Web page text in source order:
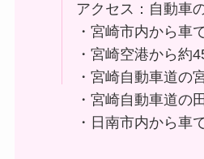
アクセス：自動車
・宮崎市内から車
・宮崎空港から約
・宮崎自動車道の
・宮崎自動車道の
・日南市内から車